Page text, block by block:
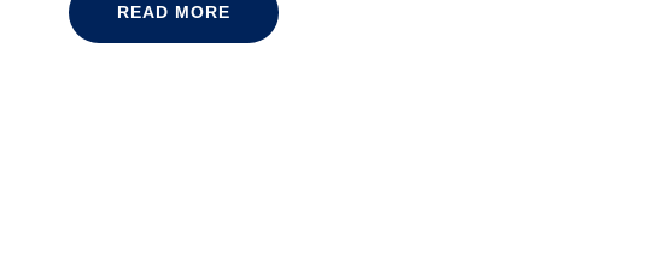
READ MORE